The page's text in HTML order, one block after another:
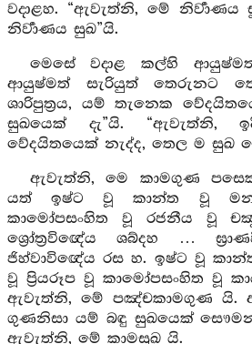
වදාළහ. “ඇවැත්නි, මේ
නිර්‍වාණය සුඛ”යි.
මෙසේ වදාළ කල්හි
ආයුෂ්මත් සැරියුත් තෙරුනට
ශාරිපුත්‍රය, යම් තැනෙක
සුඛයෙක් දැ”යි. “ඇවැත්නි,
වේදයිතයෙක් නැද්ද, තෙල ම සුඛ
ඇවැත්නි, මෙ කාමගුණ
යත් ඉෂ්ට වූ කාන්ත වූ
කාමෝපසංහිත වූ රජනීය වූ
ශ්‍රෝත්‍රවිඥේය ශබ්දහ …
ජිහ්වාවිඥේය රස හ. ඉෂ්ට වූ
වූ ප්‍රියරූප වූ කාමෝපසංහිත වූ
ඇවැත්නි, මේ පඤ්චකාමගුණ යි.
ගුණනිසා යම් බඳු සුඛයෙක්
ඇවැත්නි, මේ කාමසුඛ යි.